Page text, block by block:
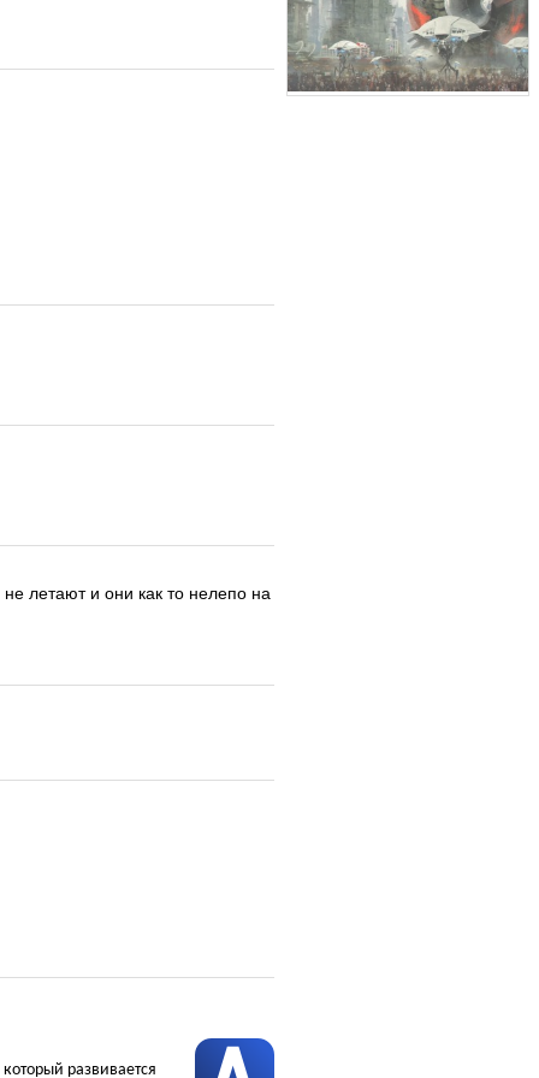
летают и они как то нелепо на
развивается